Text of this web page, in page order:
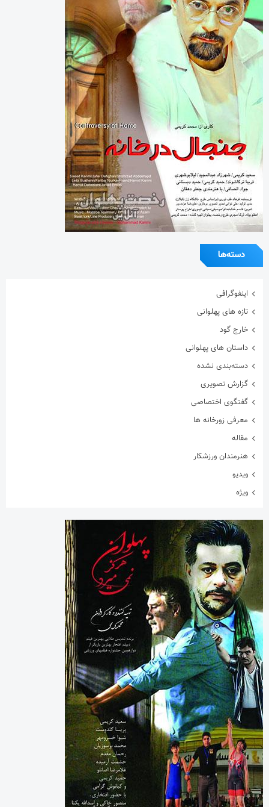
دسته‌ها
اینفوگرافی
تازه های پهلوانی
خارج گود
داستان های پهلوانی
دسته‌بندی نشده
گزارش تصویری
گفتگوی اختصاصی
معرفی زورخانه ها
مقاله
هنرمندان ورزشکار
ویدیو
ویژه